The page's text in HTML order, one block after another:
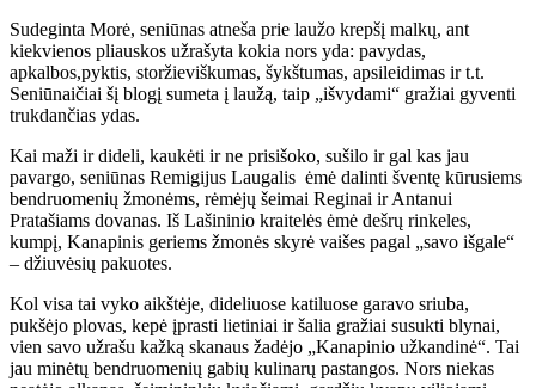
Sudeginta Morė, seniūnas atneša prie laužo krepšį malkų, ant
kiekvienos pliauskos užrašyta kokia nors yda: pavydas,
apkalbos,pyktis, storžieviškumas, šykštumas, apsileidimas ir t.t.
Seniūnaičiai šį blogį sumeta į laužą, taip „išvydami“ gražiai gyventi
trukdančias ydas.
Kai maži ir dideli, kaukėti ir ne prisišoko, sušilo ir gal kas jau
pavargo, seniūnas Remigijus Laugalis ėmė dalinti šventę kūrusiems
bendruomenių žmonėms, rėmėjų šeimai Reginai ir Antanui
Pratašiams dovanas. Iš Lašininio kraitelės ėmė dešrų rinkeles,
kumpį, Kanapinis geriems žmonės skyrė vaišes pagal „savo išgale“
– džiuvėsių pakuotes.
Kol visa tai vyko aikštėje, dideliuose katiluose garavo sriuba,
pukšėjo plovas, kepė įprasti lietiniai ir šalia gražiai susukti blynai,
vien savo užrašu kažką skanaus žadėjo „Kanapinio užkandinė“. Tai
jau minėtų bendruomenių gabių kulinarų pastangos. Nors niekas